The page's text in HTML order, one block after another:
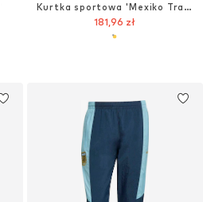
Kurtka sportowa 'Mexiko Track Top 1986'
181,96 zł